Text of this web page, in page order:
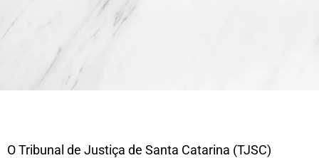
O Tribunal de Justiça de Santa Catarina (TJSC)